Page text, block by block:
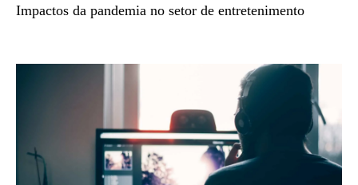
Impactos da pandemia no setor de entretenimento